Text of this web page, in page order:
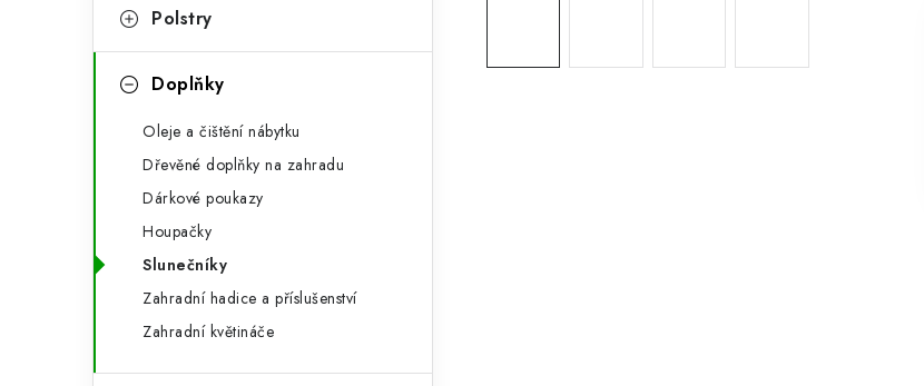
p
Polstry
Doplňky
Oleje a čištění nábytku
Dřevěné doplňky na zahradu
Dárkové poukazy
Houpačky
Slunečníky
Zahradní hadice a příslušenství
Zahradní květináče